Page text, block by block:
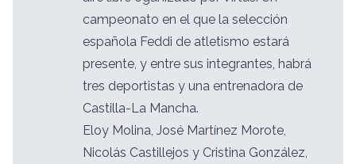
campeonato en el que la selección
española Feddi de atletismo estará
presente, y entre sus integrantes, habrá
tres deportistas y una entrenadora de
Castilla-La Mancha.
Eloy Molina, José Martínez Morote,
Nicolás Castillejos y Cristina González,